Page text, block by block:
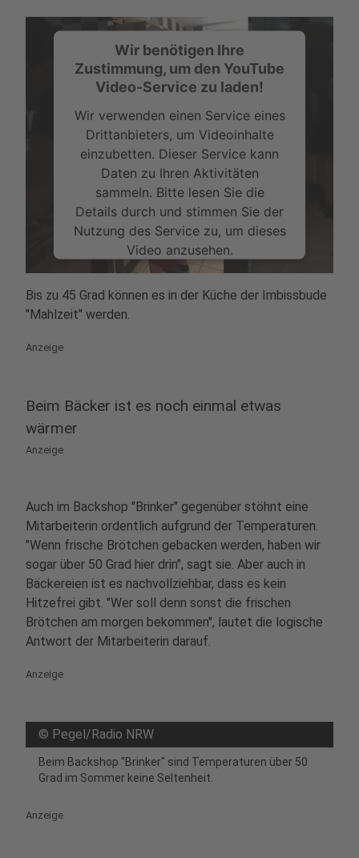
Wir benötigen Ihre
Zustimmung, um den YouTube
Video-Service zu laden!
Wir verwenden einen Service eines
Drittanbieters, um Videoinhalte
einzubetten. Dieser Service kann
Daten zu Ihren Aktivitäten
sammeln. Bitte lesen Sie die
Details durch und stimmen Sie der
Nutzung des Service zu, um dieses
Video anzusehen.
Bis zu 45 Grad können es in der Küche der Imbissbude
"Mahlzeit" werden.
Anzeige
Beim Bäcker ist es noch einmal etwas
wärmer
Anzeige
Auch im Backshop "Brinker" gegenüber stöhnt eine
Mitarbeiterin ordentlich aufgrund der Temperaturen.
"Wenn frische Brötchen gebacken werden, haben wir
sogar über 50 Grad hier drin", sagt sie. Aber auch in
Bäckereien ist es nachvollziehbar, dass es kein
Hitzefrei gibt. "Wer soll denn sonst die frischen
Brötchen am morgen bekommen", lautet die logische
Antwort der Mitarbeiterin darauf.
Anzeige
© Pegel/Radio NRW
Beim Backshop "Brinker" sind Temperaturen über 50
Grad im Sommer keine Seltenheit.
Anzeige